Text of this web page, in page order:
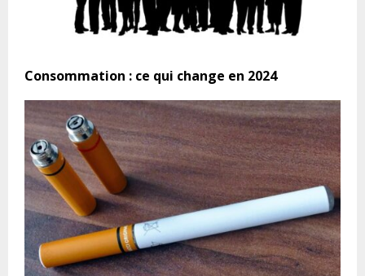
Consommation : ce qui change en 2024